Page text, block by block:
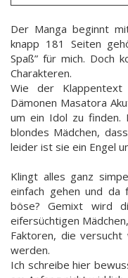
Der Manga beginnt
knapp 181 Seiten
Spaß” für mich. Doch
Charakteren.
Wie der
Dämonen Masatora
um ein Idol zu finden.
blondes Mädchen,
leider ist sie ein Engel
Klingt alles ganz
einfach gehen und
böse? Gemixt wird
eifersüchtigen
Faktoren, die
werden.
Ich schreibe hier